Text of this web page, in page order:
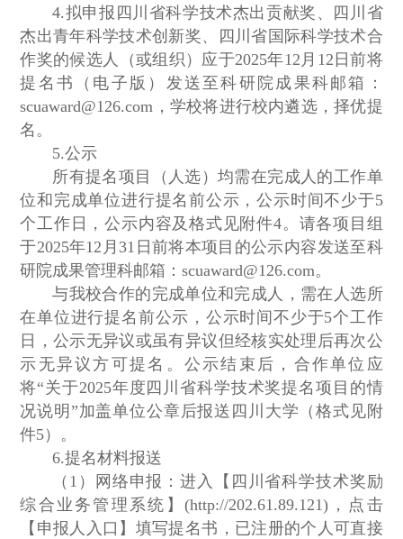
4.拟申报四川省科学技术杰出贡献奖、四川省
杰出青年科学技术创新奖、四川省国际科学技术合
作奖的候选人（或组织）应于2025年12月12日前将
提名书（电子版）发送至科研院成果科邮箱：
scuaward@126.com，学校将进行校内遴选，择优提
名。
5.公示
所有提名项目（人选）均需在完成人的工作单
位和完成单位进行提名前公示，公示时间不少于5
个工作日，公示内容及格式见附件4。请各项目组
于2025年12月31日前将本项目的公示内容发送至科
研院成果管理科邮箱：scuaward@126.com。
与我校合作的完成单位和完成人，需在人选所
在单位进行提名前公示，公示时间不少于5个工作
日，公示无异议或虽有异议但经核实处理后再次公
示无异议方可提名。公示结束后，合作单位应
将“关于2025年度四川省科学技术奖提名项目的情
况说明”加盖单位公章后报送四川大学（格式见附
件5）。
6.提名材料报送
（1）网络申报：进入【四川省科学技术奖励
综合业务管理系统】(http://202.61.89.121)，点击
【申报人入口】填写提名书，已注册的个人可直接